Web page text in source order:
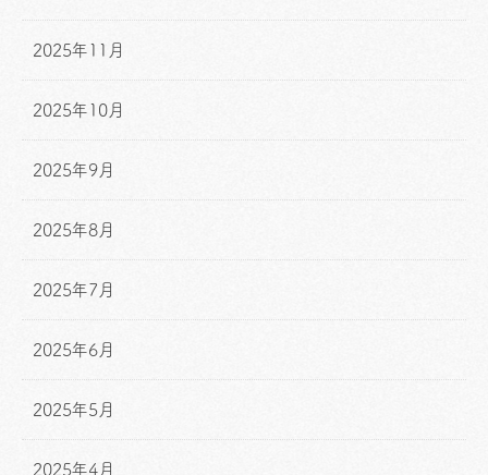
2025年11月
2025年10月
2025年9月
2025年8月
2025年7月
2025年6月
2025年5月
2025年4月